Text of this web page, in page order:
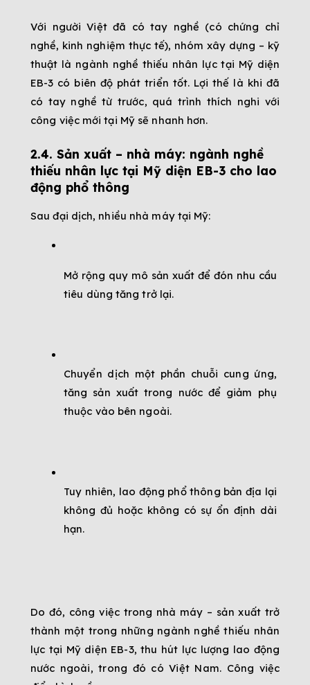
Với người Việt đã có tay nghề (có chứng chỉ
nghề, kinh nghiệm thực tế), nhóm xây dựng – kỹ
thuật là ngành nghề thiếu nhân lực tại Mỹ diện
EB-3 có biên độ phát triển tốt. Lợi thế là khi đã
có tay nghề từ trước, quá trình thích nghi với
công việc mới tại Mỹ sẽ nhanh hơn.
2.4. Sản xuất – nhà máy: ngành nghề
thiếu nhân lực tại Mỹ diện EB-3 cho lao
động phổ thông
Sau đại dịch, nhiều nhà máy tại Mỹ:
Mở rộng quy mô sản xuất để đón nhu cầu
tiêu dùng tăng trở lại.
Chuyển dịch một phần chuỗi cung ứng,
tăng sản xuất trong nước để giảm phụ
thuộc vào bên ngoài.
Tuy nhiên, lao động phổ thông bản địa lại
không đủ hoặc không có sự ổn định dài
hạn.
Do đó, công việc trong nhà máy – sản xuất trở
thành một trong những ngành nghề thiếu nhân
lực tại Mỹ diện EB-3, thu hút lực lượng lao động
nước ngoài, trong đó có Việt Nam. Công việc